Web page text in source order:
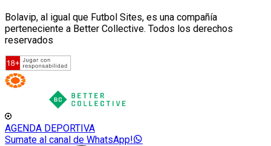
Bolavip, al igual que Futbol Sites, es una compañía
perteneciente a Better Collective. Todos los derechos
reservados
AGENDA DEPORTIVA
Sumate al canal de WhatsApp!